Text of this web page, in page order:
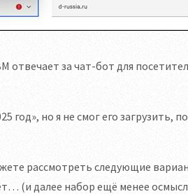
отвечает за чат-бот для
но я не смог его загрузить,
рассмотреть следующие
(и далее набор ещё менее